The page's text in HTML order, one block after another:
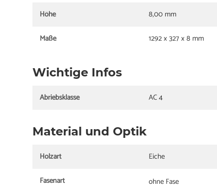
Höhe
8,00 mm
Maße
1292 x 327 x 8 mm
Wichtige Infos
Abriebsklasse AC 4
Material und Optik
Holzart
Eiche
Fasenart
ohne Fase